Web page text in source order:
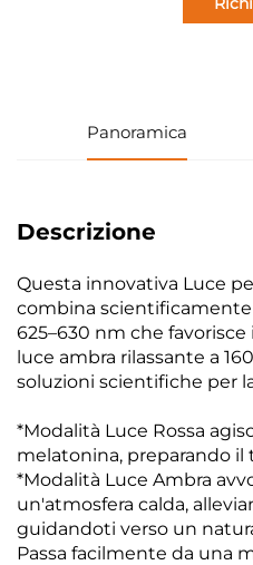
Panoramica
Descrizione
Questa innovativa Luce
combina scientificamente
625–630 nm che favorisce
luce ambra rilassante a
soluzioni scientifiche per
*Modalità Luce Rossa
melatonina, preparando il
*Modalità Luce Ambra
un'atmosfera calda,
guidandoti verso un
Passa facilmente da una